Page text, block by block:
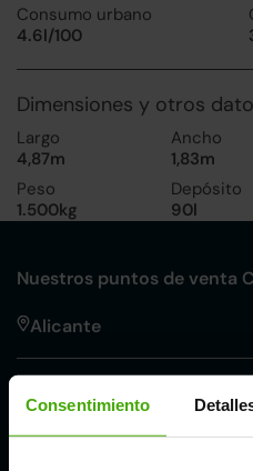
Consentimiento
Consumo urbano
4.6l/100
Dimensiones y otros
Largo
4,87m
Ancho
1,83m
Peso
1.500kg
Depósito
90l
Nuestros puntos de venta
Alicante
Córdoba